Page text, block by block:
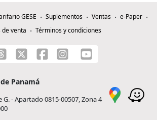
GESE Suplementos Ventas
e-Paper
de venta
Términos y condiciones
Panamá
- Apartado 0815-00507, Zona 4